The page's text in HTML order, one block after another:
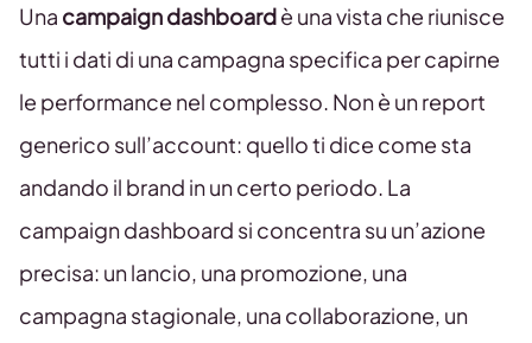
Una campaign dashboardè una vista che riunisce
tutti i dati di una campagna specifica per capirne
le performance nel complesso. Non è un report
generico sull’account: quello ti dice come sta
andando il brand in un certo periodo. La
campaign dashboard si concentra su un’azione
precisa: un lancio, una promozione, una
campagna stagionale, una collaborazione, un